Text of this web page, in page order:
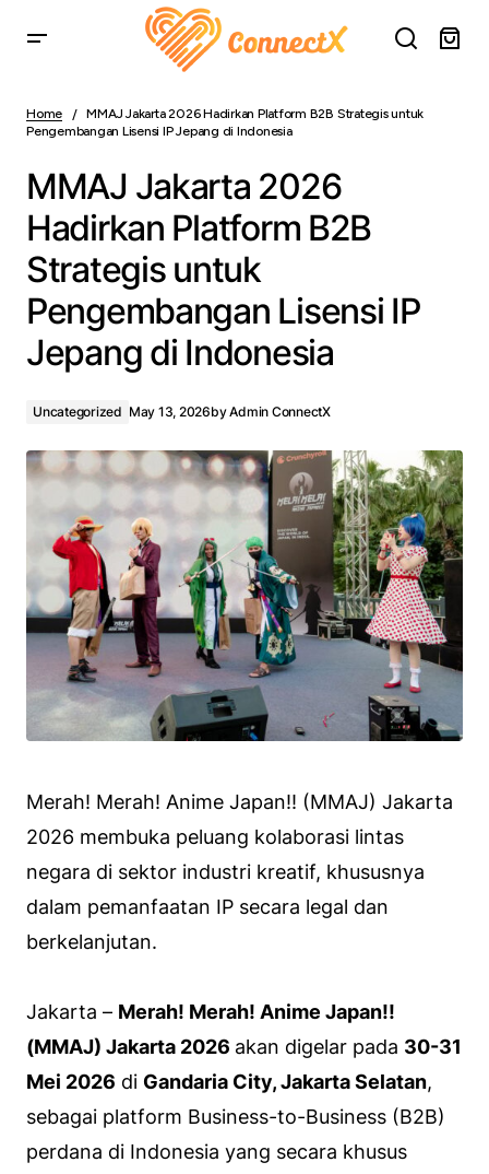
untuk Pengembangan Lisensi IP Jepang di Indonesia
Home
MMAJ Jakarta 2026 Hadirkan Platform B2B Strategis untuk
Pengembangan Lisensi IP Jepang di Indonesia
MMAJ Jakarta 2026
Hadirkan Platform B2B
Strategis untuk
Pengembangan Lisensi IP
Jepang di Indonesia
Uncategorized May 13, 2026byAdmin ConnectX
Merah! Merah! Anime Japan!! (MMAJ) Jakarta
2026 membuka peluang kolaborasi lintas
negara di sektor industri kreatif, khususnya
dalam pemanfaatan IP secara legal dan
berkelanjutan.
Jakarta – Merah! Merah! Anime Japan!!
(MMAJ) Jakarta 2026 akan digelar pada 30-31
Mei 2026 di Gandaria City, Jakarta Selatan,
sebagai platform Business-to-Business (B2B)
perdana di Indonesia yang secara khusus